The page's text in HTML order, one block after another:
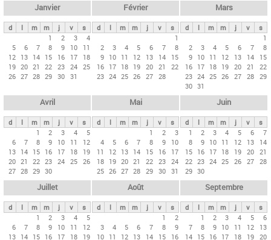
cs
p
n
c
i
p
Janvier
d l m m j v
s
1
2 3
4
5
6 7 8 9 10
11
12 13 14 15 16 17
18
19 20 21 22 23 24 25
26 27 28 29 30 31
Février
d l m m j v
s
1
2
3 4 5 6 7
8
9 10 11 12 13 14
15
16 17 18 19 20 21
22
23 24 25 26 27 28
Mars
d l m m j v
s
1
2
3 4 5 6 7
8
9 10 11 12 13 14
15
16 17 18 19 20 21
22
23 24 25 26 27 28 29
30 31
Avril
d l m m j v
s
1
2 3 4
5
6
7 8 9 10 11
12
13 14 15 16 17 18
19
20 21 22 23 24 25 26
27 28 29 30
Mai
d l m m j v
s
1
2
3
4
5 6 7 8 9
10
11
12 13 14 15 16
17
18 19 20 21 22 23 24
25 26 27 28 29 30 31
Juin
d l m m j v
s
1
2 3 4 5 6
7
8
9 10 11 12 13
14
15 16 17 18 19 20 21
22 23 24 25 26 27 28
29 30
Juillet
d l m m j v
s
1
2 3 4
5
6
7 8 9 10 11
12
13 14 15 16 17 18 19
Août
d l m m j v
s
1
2
3
4 5 6 7 8
9
10 11 12 13 14 15 16
Septembre
d l m m j v
s
1
2 3 4 5
6
7
8 9 10 11 12
13
14 15 16 17 18 19 20